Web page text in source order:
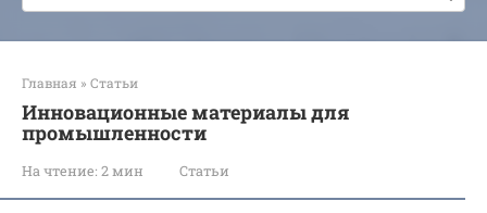
Главная » Статьи
Инновационные материалы для
промышленности
На чтение: 2 мин Статьи